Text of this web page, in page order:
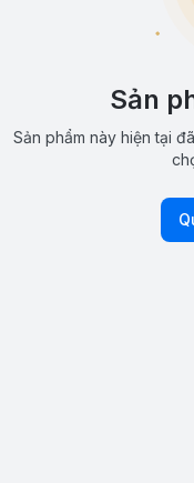
Sản
Sản phẩm này hiện tại